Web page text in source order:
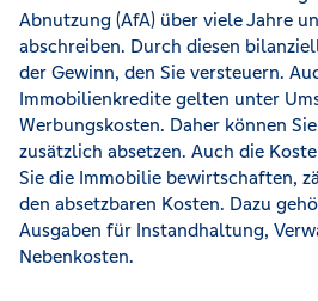
Abnutzung (AfA) über viele Jahre
abschreiben. Durch diesen
der Gewinn, den Sie versteuern.
Immobilienkredite gelten unter
Werbungskosten. Daher können
zusätzlich absetzen. Auch die
Sie die Immobilie bewirtschaften,
den absetzbaren Kosten. Dazu
Ausgaben für Instandhaltung,
Nebenkosten.